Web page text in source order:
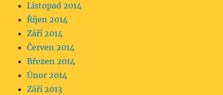
Listopad 2014
Říjen 2014
Září 2014
Červen 2014
Březen 2014
Únor 2014
Září 2013